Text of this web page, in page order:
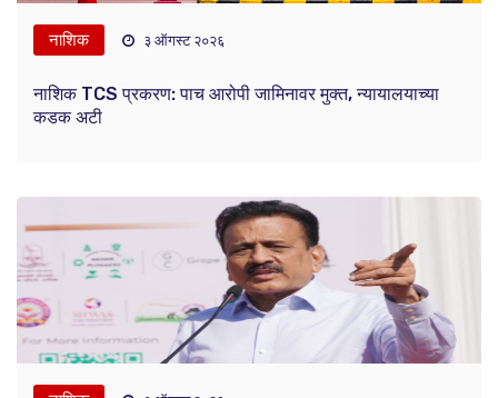
नाशिक ३ ऑगस्ट २०२६
नाशिक TCS प्रकरण: पाच आरोपी जामिनावर मुक्त, न्यायालयाच्या
कडक अटी